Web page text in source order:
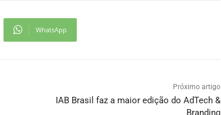
WhatsApp
Próximo artigo
IAB Brasil faz a maior edição do AdTech &
Branding